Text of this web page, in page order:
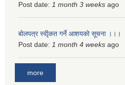
Post date: 1 month 3 weeks ago
बोलपत्र स्वीृकत गर्ने आशयको सूचना ।।।
Post date: 1 month 4 weeks ago
more